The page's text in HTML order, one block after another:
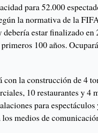
para 52.000
la normativa de la
estar finalizado en
100 años.
con la construcción de 4
10 restaurantes y 4
para
medios de